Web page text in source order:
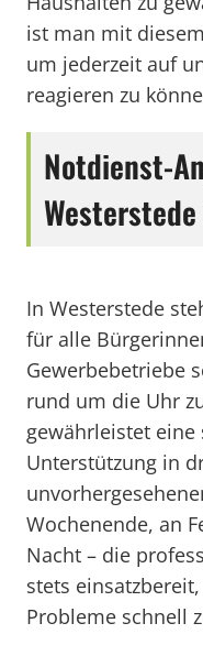
ist man mit
um jederzeit auf
reagieren zu
Notdienst-
In Westerstede
für alle
Gewerbebetriebe
rund um die Uhr
gewährleistet eine
Unterstützung in
Wochenende, an
Nacht – die
stets
Probleme schnell